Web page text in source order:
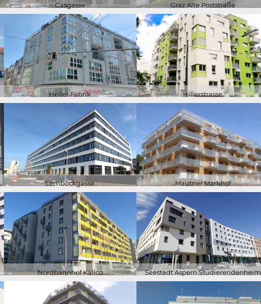
Gasgasse Graz Alte Poststraße
Heller Fabrik Hillerstrasse
Lemböckgasse Mautner Markhof
Nordbahnhof Kallco Seestadt Aspern Studierendenheim